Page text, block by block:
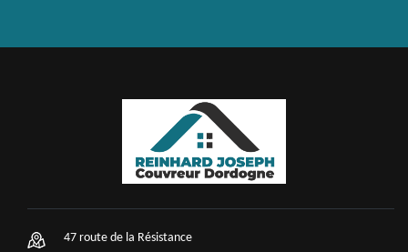
47 route de la Résistance